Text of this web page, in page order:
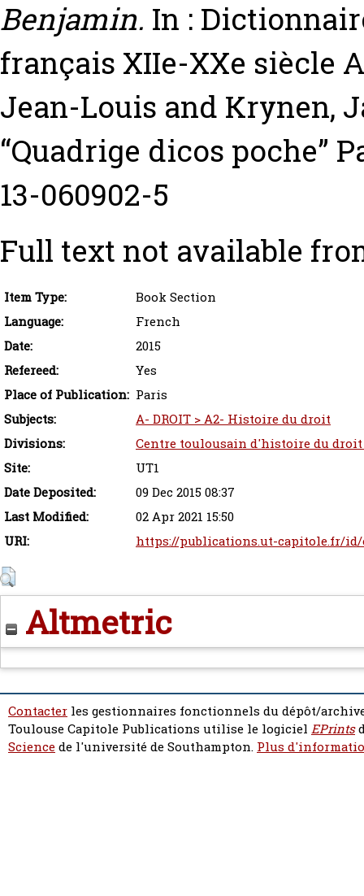
Benjamin. In :
français XIIe-XXe siècle
Jean-Louis and Krynen,
“Quadrige dicos poche”
13-060902-5
Full text not available
Item Type:
Book Section
Language:
French
Date:
2015
Refereed:
Yes
Place of Publication: Paris
Subjects:
A- DROIT > A2- Histoire du droit
Divisions:
Centre toulousain d'histoire du droit
Site:
UT1
Date Deposited:
09 Dec 2015 08:37
Last Modified:
02 Apr 2021 15:50
URI:
https://publications.ut-capitole.fr/id/
Altmetric
Contacter les gestionnaires fonctionnels du dépôt/
Toulouse Capitole Publications utilise le logiciel EPrints
Sciencede l'université de Southampton. Plus